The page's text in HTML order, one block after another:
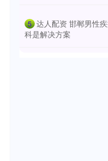
5 达人配资 邯郸男性
科是解决方案